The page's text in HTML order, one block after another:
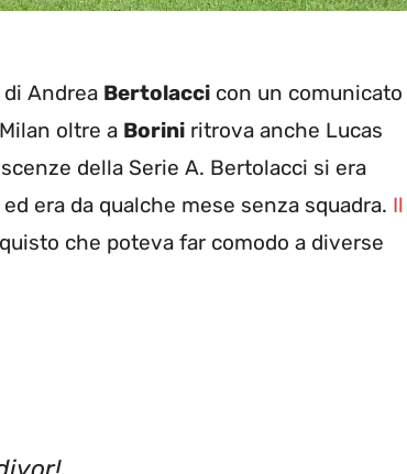
Andrea Bertolacci con un comunicato
oltre a Borini ritrova anche Lucas
della Serie A. Bertolacci si era
era da qualche mese senza squadra. Il
che poteva far comodo a diverse